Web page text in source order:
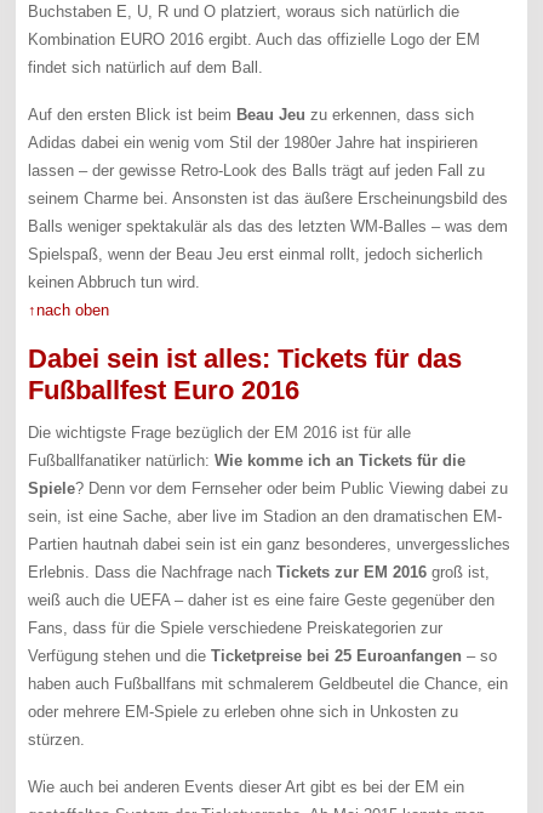
Buchstaben E, U, R und O platziert, woraus sich natürlich die
Kombination EURO 2016 ergibt. Auch das offizielle Logo der EM
findet sich natürlich auf dem Ball.
Auf den ersten Blick ist beim Beau Jeu zu erkennen, dass sich
Adidas dabei ein wenig vom Stil der 1980er Jahre hat inspirieren
lassen – der gewisse Retro-Look des Balls trägt auf jeden Fall zu
seinem Charme bei. Ansonsten ist das äußere Erscheinungsbild des
Balls weniger spektakulär als das des letzten WM-Balles – was dem
Spielspaß, wenn der Beau Jeu erst einmal rollt, jedoch sicherlich
keinen Abbruch tun wird.
↑nach oben
Dabei sein ist alles: Tickets für das
Fußballfest Euro 2016
Die wichtigste Frage bezüglich der EM 2016 ist für alle
Fußballfanatiker natürlich:Wie komme ich an Tickets für die
Spiele? Denn vor dem Fernseher oder beim Public Viewing dabei zu
sein, ist eine Sache, aber live im Stadion an den dramatischen EM-
Partien hautnah dabei sein ist ein ganz besonderes, unvergessliches
Erlebnis. Dass die Nachfrage nachTickets zur EM 2016 groß ist,
weiß auch die UEFA – daher ist es eine faire Geste gegenüber den
Fans, dass für die Spiele verschiedene Preiskategorien zur
Verfügung stehen und dieTicketpreise bei 25 Euroanfangen – so
haben auch Fußballfans mit schmalerem Geldbeutel die Chance, ein
oder mehrere EM-Spiele zu erleben ohne sich in Unkosten zu
stürzen.
Wie auch bei anderen Events dieser Art gibt es bei der EM ein